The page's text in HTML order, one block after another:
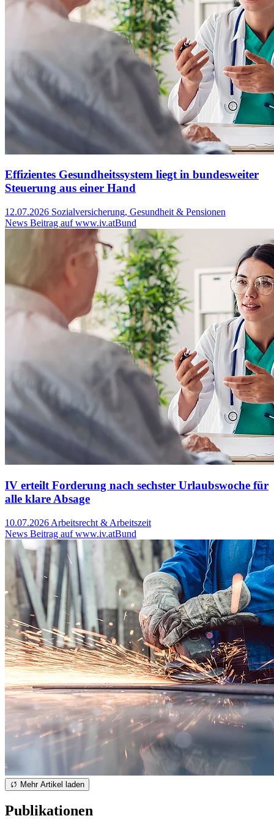
Effizientes Gesundheitssystem liegt in bundesweiter
Steuerung aus einer Hand
12.07.2026 Sozialversicherung, Gesundheit & Pensionen
News Beitrag auf www.iv.atBund
IV erteilt Forderung nach sechster Urlaubswoche für
alle klare Absage
10.07.2026 Arbeitsrecht & Arbeitszeit
News Beitrag auf www.iv.atBund
Mehr Artikel laden
Publikationen